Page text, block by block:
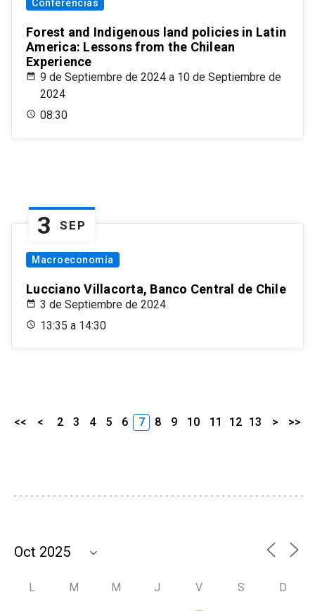
Conferencias
Forest and Indigenous land policies in Latin
America: Lessons from the Chilean
Experience
9 de Septiembre de 2024 a 10 de Septiembre de
2024
08:30
3 SEP
Macroeconomía
Lucciano Villacorta, Banco Central de Chile
3 de Septiembre de 2024
13:35 a 14:30
<< < 2 3 4 5 6 7 8 9 10 11 12 13 > >>
L M M J V S D